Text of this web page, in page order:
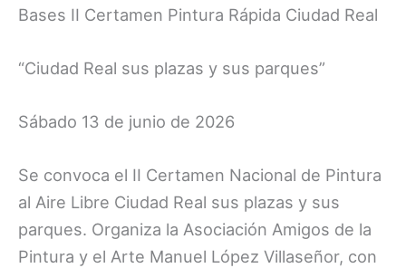
Bases II Certamen Pintura Rápida Ciudad Real
“Ciudad Real sus plazas y sus parques”
Sábado 13 de junio de 2026
Se convoca el II Certamen Nacional de Pintura
al Aire Libre Ciudad Real sus plazas y sus
parques. Organiza la Asociación Amigos de la
Pintura y el Arte Manuel López Villaseñor, con